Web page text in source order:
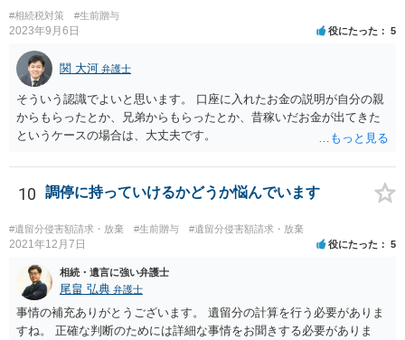
選任したのか 即ち、復代理人の選任は有効なのかという問題もあ
ると思います。
#相続税対策 #生前贈与
2023年9月6日 役にたった 5
関 大河 弁護士
そういう認識でよいと思います。 口座に入れたお金の説明が自分の親
からもらったとか、兄弟からもらったとか、昔稼いだお金が出てきた
というケースの場合は、大丈夫です。
10 調停に持っていけるかどうか悩んでいます
#遺留分侵害額請求・放棄 #生前贈与 #遺留分侵害額請求・放棄
2021年12月7日 役にたった 5
相続・遺言に強い弁護士
尾畠 弘典 弁護士
事情の補充ありがとうございます。 遺留分の計算を行う必要がありま
すね。 正確な判断のためには詳細な事情をお聞きする必要がありま